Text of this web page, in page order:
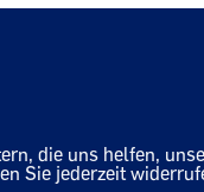
die uns helfen,
Sie jederzeit